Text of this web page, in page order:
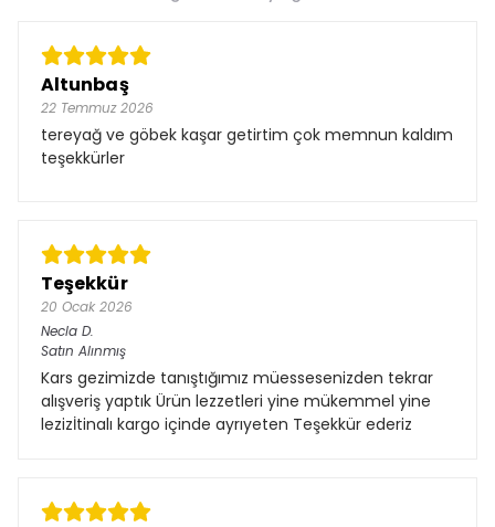
Altunbaş
22 Temmuz 2026
tereyağ ve göbek kaşar getirtim çok memnun kaldım
teşekkürler
Teşekkür
20 Ocak 2026
Necla D.
Satın Alınmış
Kars gezimizde tanıştığımız müessesenizden tekrar
alışveriş yaptık Ürün lezzetleri yine mükemmel yine
lezizİtinalı kargo içinde ayrıyeten Teşekkür ederiz